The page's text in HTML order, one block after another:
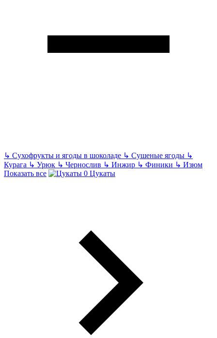
↳ Сухофрукты и ягоды в шоколаде ↳ Сушеные ягоды ↳
Курага ↳ Урюк ↳ Чернослив ↳ Инжир ↳ Финики ↳ Изюм
Показать все
Цукаты